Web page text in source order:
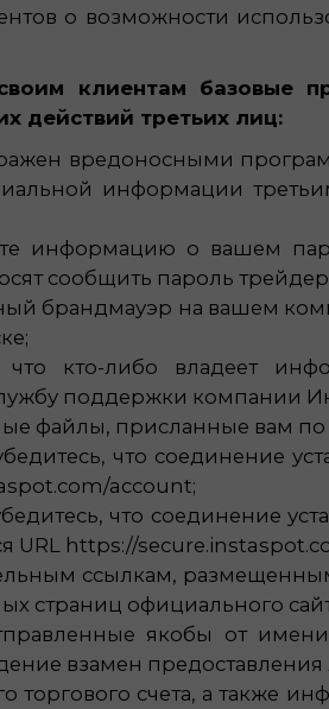
о возможности
клиентам базовые
действий третьих лиц:
вредоносными
информации
информацию о вашем
сообщить пароль
брандмауэр на вашем
кто-либо владеет
поддержки компании
файлы, присланные вам по
что соединение
account;
что соединение
URL https://
ссылкам,
страниц официального
якобы от
взамен предоставления
счета, а также